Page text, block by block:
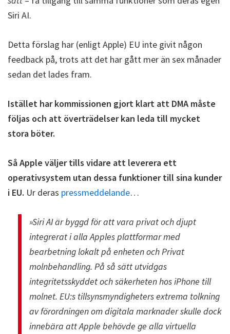
Siri AI.
Detta förslag har (enligt Apple) EU inte givit någon
feedback på, trots att det har gått mer än sex månader
sedan det lades fram.
Istället har kommissionen gjort klart att DMA måste
följas och att överträdelser kan leda till mycket
stora böter.
Så Apple väljer tills vidare att leverera ett
operativsystem utan dessa funktioner till sina kunder
i EU. Ur deras pressmeddelande…
»Siri AI är byggd för att vara privat och djupt
integrerat i alla Apples plattformar med
bearbetning lokalt på enheten och Privat
molnbehandling. På så sätt utvidgas
integritetsskyddet och säkerheten hos iPhone till
molnet. EU:s tillsynsmyndigheters extrema tolkning
av förordningen om digitala marknader skulle dock
innebära att Apple behövde ge alla virtuella